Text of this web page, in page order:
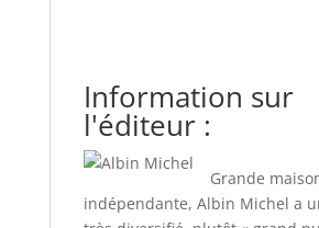
Information sur
l'éditeur :
Grande
indépendante, Albin Michel a